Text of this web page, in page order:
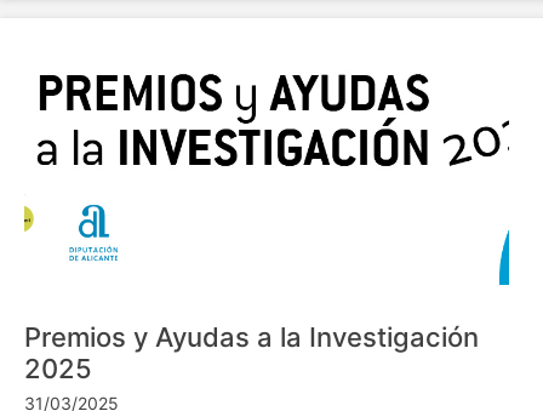
Premios y Ayudas a la Investigación
2025
31/03/2025